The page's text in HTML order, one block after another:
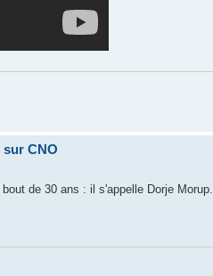
CNO
de 30 ans : il s'appelle Dorje Morup.